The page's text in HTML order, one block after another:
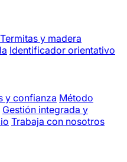
Termitas y madera
Identificador orientativo
y confianza Método
Gestión integrada y
Trabaja con nosotros